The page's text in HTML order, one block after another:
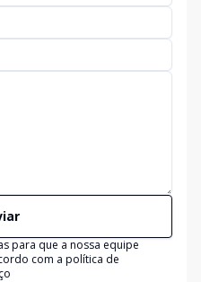
para que a nossa equipe
com a política de